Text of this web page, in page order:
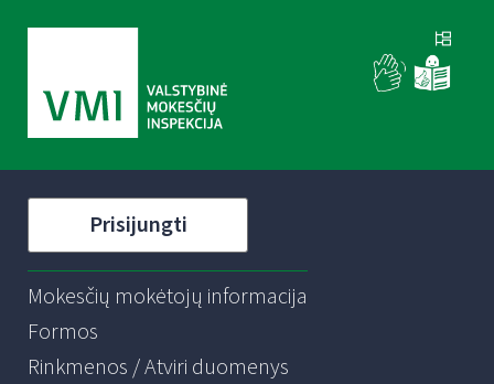
Prisijungti
Mokesčių mokėtojų informacija
Formos
Rinkmenos / Atviri duomenys